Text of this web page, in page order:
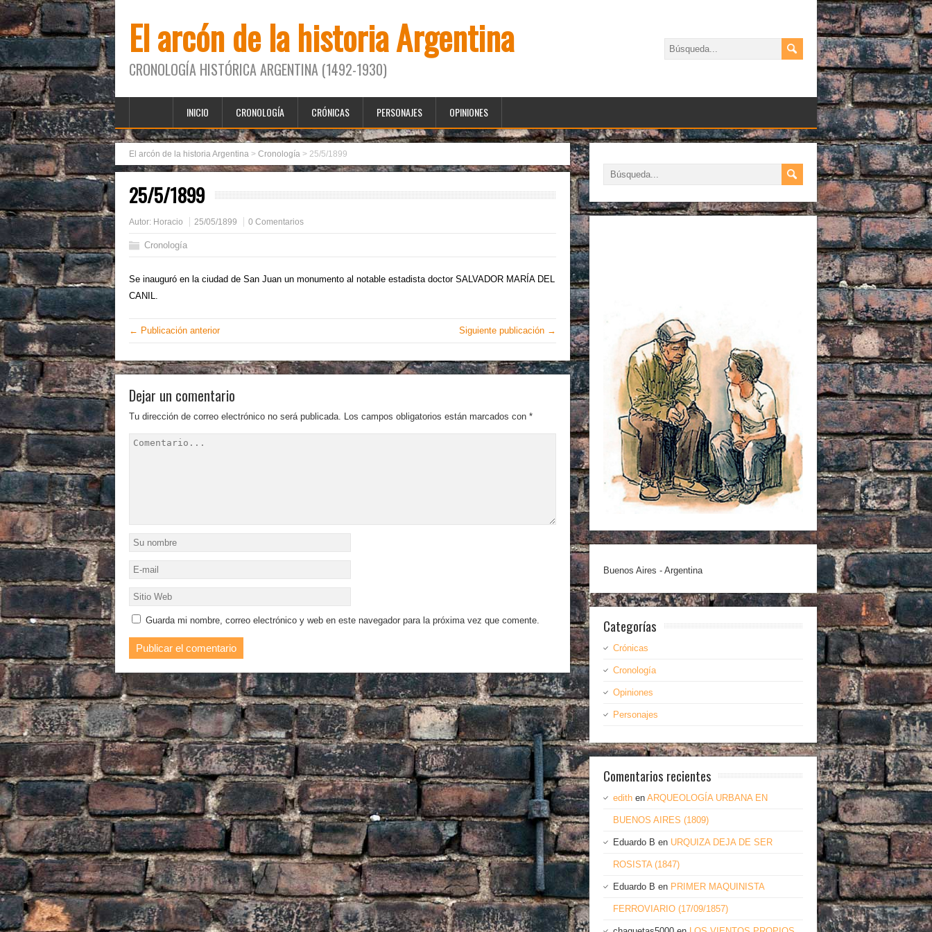
El arcón de la historia Argentina
CRONOLOGÍA HISTÓRICA ARGENTINA (1492-1930)
INICIO CRONOLOGÍA CRÓNICAS PERSONAJES OPINIONES
El arcón de la historia Argentina > Cronología > 25/5/1899
25/5/1899
Autor: Horacio 25/05/1899 0 Comentarios
Cronología
Se inauguró en la ciudad de San Juan un monumento al notable estadista doctor SALVADOR MARÍA DEL
CANIL.
← Publicación anterior Siguiente publicación →
Dejar un comentario
Tu dirección de correo electrónico no será publicada. Los campos obligatorios están marcados con *
Guarda mi nombre, correo electrónico y web en este navegador para la próxima vez que comente.
Buenos Aires - Argentina
Categorías
Crónicas
Cronología
Opiniones
Personajes
Comentarios recientes
edith en ARQUEOLOGÍA URBANA EN
BUENOS AIRES (1809)
Eduardo B en URQUIZA DEJA DE SER
ROSISTA (1847)
Eduardo B en PRIMER MAQUINISTA
FERROVIARIO (17/09/1857)